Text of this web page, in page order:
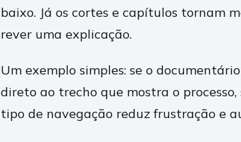
baixo. Já os cortes e capítulos tornam
rever uma explicação.
Um exemplo simples: se o
direto ao trecho que mostra o
tipo de navegação reduz frustração e